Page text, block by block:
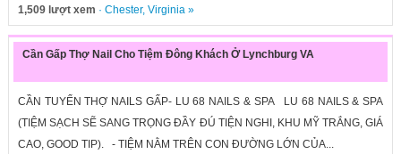
1,509 lượt xem · Chester, Virginia»
Cần Gấp Thợ Nail Cho Tiệm Đông Khách Ở Lynchburg VA
CẦN TUYỂN THỢ NAILS GẤP- LU 68 NAILS & SPA LU 68 NAILS & SPA
(TIỆM SẠCH SẼ SANG TRỌNG ĐẦY ĐÚ TIỆN NGHI, KHU MỸ TRẮNG, GIÁ
CAO, GOOD TIP). - TIỆM NẰM TRÊN CON ĐƯỜNG LỚN CỦA...